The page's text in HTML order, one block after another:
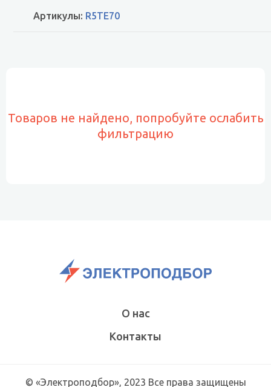
Артикулы: R5TE70
Товаров не найдено, попробуйте ослабить
фильтрацию
О нас
Контакты
© «Электроподбор», 2023 Все права защищены